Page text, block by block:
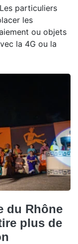
particuliers
les
ou objets
la 4G ou la
du Rhône
plus de